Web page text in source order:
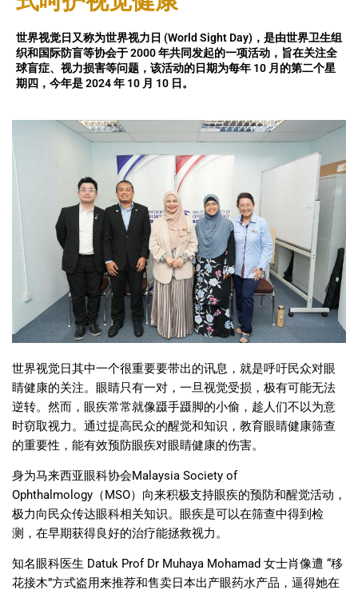
世界视觉日又称为世界视力日 (World Sight Day)，是由世界卫生组
织和国际防盲等协会于 2000 年共同发起的一项活动，旨在关注全
球盲症、视力损害等问题，该活动的日期为每年 10 月的第二个星
期四，今年是 2024 年 10 月 10 日。
世界视觉日其中一个很重要要带出的讯息，就是呼吁民众对眼
睛健康的关注。眼睛只有一对，一旦视觉受损，极有可能无法
逆转。然而，眼疾常常就像蹑手蹑脚的小偷，趁人们不以为意
时窃取视力。通过提高民众的醒觉和知识，教育眼睛健康筛查
的重要性，能有效预防眼疾对眼睛健康的伤害。
身为马来西亚眼科协会Malaysia Society of
Ophthalmology （MSO）向来积极支持眼疾的预防和醒觉活动，
极力向民众传达眼科相关知识。眼疾是可以在筛查中得到检
测，在早期获得良好的治疗能拯救视力。
知名眼科医生 Datuk Prof Dr Muhaya Mohamad 女士肖像遭 “移
花接木”方式盗用来推荐和售卖日本出产眼药水产品，逼得她在